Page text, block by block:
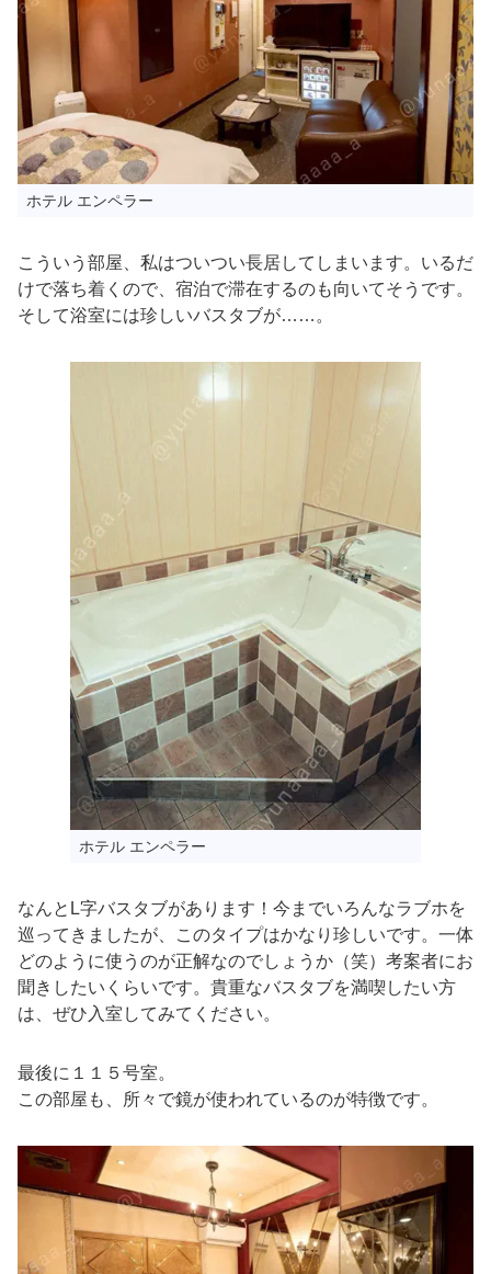
ホテル エンペラー
こういう部屋、私はついつい長居してしまいます。いるだ
けで落ち着くので、宿泊で滞在するのも向いてそうです。
そして浴室には珍しいバスタブが……。
ホテル エンペラー
なんとL字バスタブがあります！今までいろんなラブホを
巡ってきましたが、このタイプはかなり珍しいです。一体
どのように使うのが正解なのでしょうか（笑）考案者にお
聞きしたいくらいです。貴重なバスタブを満喫したい方
は、ぜひ入室してみてください。
最後に１１５号室。
この部屋も、所々で鏡が使われているのが特徴です。